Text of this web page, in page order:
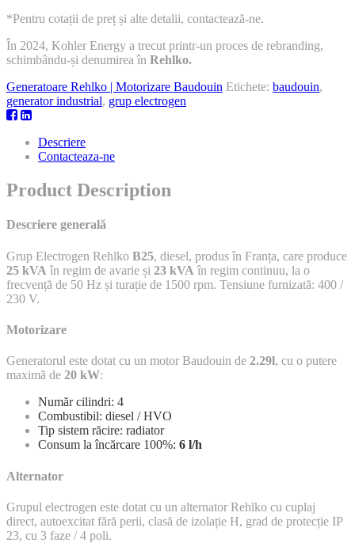
*Pentru cotații de preț și alte detalii, contactează-ne.
În 2024, Kohler Energy a trecut printr-un proces de rebranding,
schimbându-și denumirea în Rehlko.
Generatoare Rehlko | Motorizare Baudouin Etichete: baudouin,
generator industrial, grup electrogen
Descriere
Contacteaza-ne
Product Description
Descriere generală
Grup Electrogen Rehlko B25, diesel, produs în Franța, care produce
25 kVA în regim de avarie și 23 kVA în regim continuu, la o
frecvență de 50 Hz și turație de 1500 rpm. Tensiune furnizată: 400 /
230 V.
Motorizare
Generatorul este dotat cu un motor Baudouin de 2.29l, cu o putere
maximă de 20 kW:
Număr cilindri: 4
Combustibil: diesel / HVO
Tip sistem răcire: radiator
Consum la încărcare 100%: 6 l/h
Alternator
Grupul electrogen este dotat cu un alternator Rehlko cu cuplaj
direct, autoexcitat fără perii, clasă de izolație H, grad de protecție IP
23, cu 3 faze / 4 poli.